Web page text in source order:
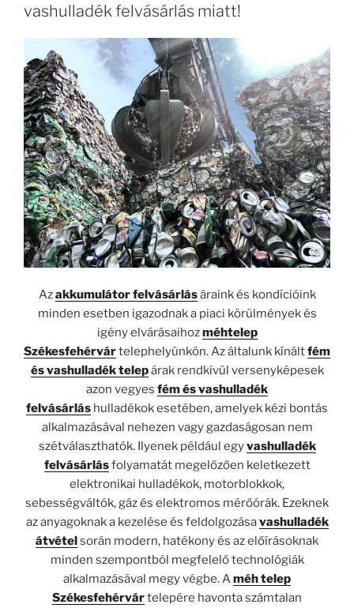
vashulladék felvásárlás miatt!
Azakkumulátor felvásárlásáraink és kondícióink
minden esetben igazodnak a piaci körülmények és
igény elvárásaihozméhtelep
Székesfehérvártelephelyünkön. Az általunk kínáltfém
és vashulladéktelepárak rendkívül versenyképesek
azon vegyes fém és vashulladék
felvásárlás hulladékok esetében, amelyek kézi bontás
alkalmazásával nehezen vagy gazdaságosan nem
szétválaszthatók. Ilyenek például egyvashulladék
felvásárlásfolyamatát megelőzően keletkezett
elektronikai hulladékok, motorblokkok,
sebességváltók, gáz és elektromos mérőórák. Ezeknek
az anyagoknak a kezelése és feldolgozásavashulladék
átvételsorán modern, hatékony és az előírásoknak
minden szempontból megfelelő technológiák
alkalmazásával megy végbe. Améh telep
Székesfehérvártelepére havonta számtalan